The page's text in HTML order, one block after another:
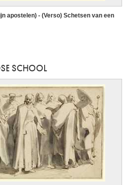
apostelen) - (Verso) Schetsen van een
SCHOOL